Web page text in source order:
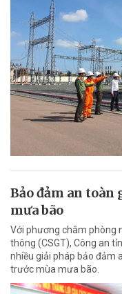
Bảo đảm an
mưa bão
Với phương châm phòng
thông (CSGT), Công an
nhiều giải pháp bảo đảm
trước mùa mưa bão.